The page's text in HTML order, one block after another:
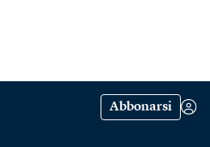
Abbonarsi